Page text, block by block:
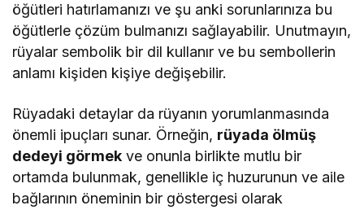
öğütleri hatırlamanızı ve şu anki sorunlarınıza bu
öğütlerle çözüm bulmanızı sağlayabilir. Unutmayın,
rüyalar sembolik bir dil kullanır ve bu sembollerin
anlamı kişiden kişiye değişebilir.
Rüyadaki detaylar da rüyanın yorumlanmasında
önemli ipuçları sunar. Örneğin, rüyada ölmüş
dedeyi görmek ve onunla birlikte mutlu bir
ortamda bulunmak, genellikle iç huzurunun ve aile
bağlarının öneminin bir göstergesi olarak